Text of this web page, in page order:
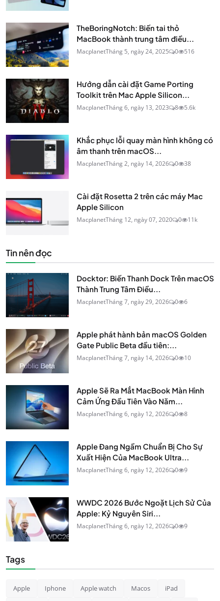
TheBoringNotch: Biến tai thỏ
MacBook thành trung tâm điều...
MacplanetTháng 5, ngày 24, 2025 0 516
Hướng dẫn cài đặt Game Porting
Toolkit trên Mac Apple Silicon...
MacplanetTháng 6, ngày 13, 2023 8 5.6k
Khắc phục lỗi quay màn hình không có
âm thanh trên macOS...
MacplanetTháng 2, ngày 14, 2026 0 38
Cài đặt Rosetta 2 trên các máy Mac
Apple Silicon
MacplanetTháng 12, ngày 07, 2020 0 11k
Tin nên đọc
Docktor: Biến Thanh Dock Trên macOS
Thành Trung Tâm Điều...
MacplanetTháng 7, ngày 29, 2026 0 6
Apple phát hành bản macOS Golden
Gate Public Beta đầu tiên:...
MacplanetTháng 7, ngày 14, 2026 0 10
Apple Sẽ Ra Mắt MacBook Màn Hình
Cảm Ứng Đầu Tiên Vào Năm...
MacplanetTháng 6, ngày 12, 2026 0 8
Apple Đang Ngầm Chuẩn Bị Cho Sự
Xuất Hiện Của MacBook Ultra...
MacplanetTháng 6, ngày 12, 2026 0 9
WWDC 2026 Bước Ngoặt Lịch Sử Của
Apple: Kỷ Nguyên Siri...
MacplanetTháng 6, ngày 12, 2026 0 9
Tags
Apple Iphone Apple watch Macos iPad